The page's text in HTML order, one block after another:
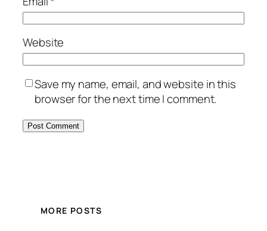
Website
Save my name, email, and website in this
browser for the next time I comment.
MORE POSTS